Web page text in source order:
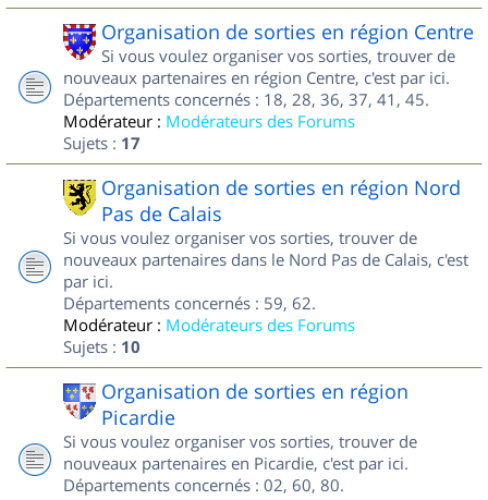
Organisation de sorties en région Centre
Si vous voulez organiser vos sorties, trouver de
nouveaux partenaires en région Centre, c'est par ici.
Départements concernés : 18, 28, 36, 37, 41, 45.
Modérateur : Modérateurs des Forums
Sujets : 17
Organisation de sorties en région Nord
Pas de Calais
Si vous voulez organiser vos sorties, trouver de
nouveaux partenaires dans le Nord Pas de Calais, c'est
par ici.
Départements concernés : 59, 62.
Modérateur : Modérateurs des Forums
Sujets : 10
Organisation de sorties en région
Picardie
Si vous voulez organiser vos sorties, trouver de
nouveaux partenaires en Picardie, c'est par ici.
Départements concernés : 02, 60, 80.